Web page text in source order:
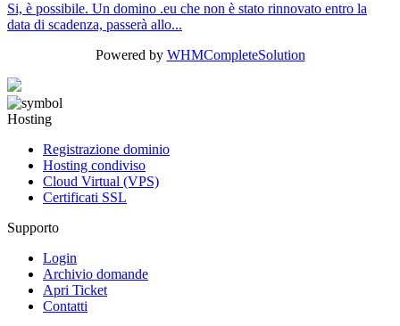
Si, è possibile. Un domino .eu che non è stato rinnovato entro la
data di scadenza, passerà allo...
Powered by WHMCompleteSolution
Hosting
Registrazione dominio
Hosting condiviso
Cloud Virtual (VPS)
Certificati SSL
Supporto
Login
Archivio domande
Apri Ticket
Contatti